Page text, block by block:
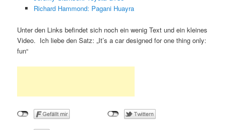
Richard Hammond: Pagani Huayra
Unter den Links befindet sich noch ein wenig Text und ein kleines
Video. Ich liebe den Satz: „It’s a car designed for one thing only:
fun“